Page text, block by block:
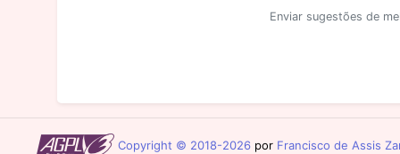
Enviar sugestões de
Copyright © 2018-2026 por Francisco de Assis